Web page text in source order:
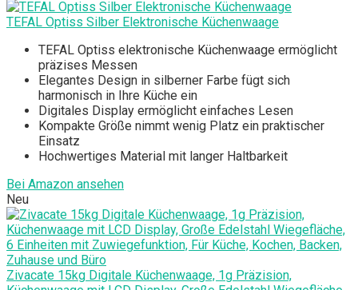
TEFAL Optiss Silber Elektronische Küchenwaage
TEFAL Optiss elektronische Küchenwaage ermöglicht
präzises Messen
Elegantes Design in silberner Farbe fügt sich
harmonisch in Ihre Küche ein
Digitales Display ermöglicht einfaches Lesen
Kompakte Größe nimmt wenig Platz ein praktischer
Einsatz
Hochwertiges Material mit langer Haltbarkeit
Bei Amazon ansehen
Neu
Zivacate 15kg Digitale Küchenwaage, 1g Präzision,